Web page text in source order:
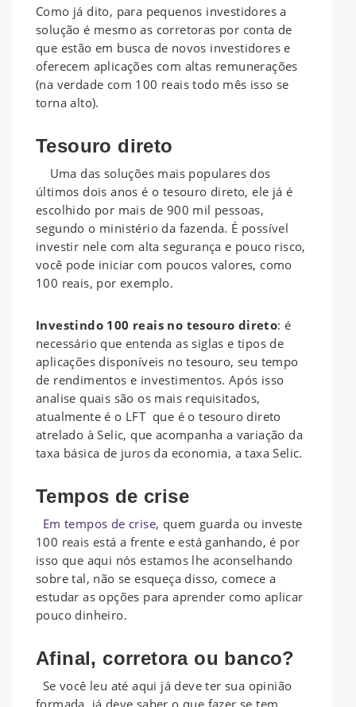
Como já dito, para pequenos investidores a
solução é mesmo as corretoras por conta de
que estão em busca de novos investidores e
oferecem aplicações com altas remunerações
(na verdade com 100 reais todo mês isso se
torna alto).
Tesouro direto
Uma das soluções mais populares dos
últimos dois anos é o tesouro direto, ele já é
escolhido por mais de 900 mil pessoas,
segundo o ministério da fazenda. É possível
investir nele com alta segurança e pouco risco,
você pode iniciar com poucos valores, como
100 reais, por exemplo.
Investindo 100 reais no tesouro direto: é
necessário que entenda as siglas e tipos de
aplicações disponíveis no tesouro, seu tempo
de rendimentos e investimentos. Após isso
analise quais são os mais requisitados,
atualmente é o LFT que é o tesouro direto
atrelado à Selic, que acompanha a variação da
taxa básica de juros da economia, a taxa Selic.
Tempos de crise
Em tempos de crise, quem guarda ou investe
100 reais está a frente e está ganhando, é por
isso que aqui nós estamos lhe aconselhando
sobre tal, não se esqueça disso, comece a
estudar as opções para aprender como aplicar
pouco dinheiro.
Afinal, corretora ou banco?
Se você leu até aqui já deve ter sua opinião
formada, já deve saber o que fazer se tem